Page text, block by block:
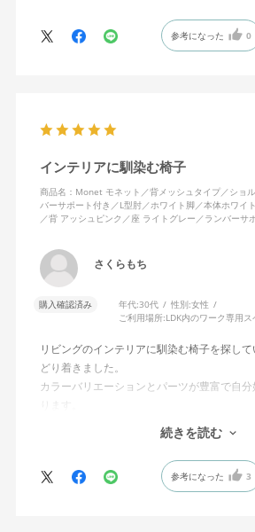
いますが、ややキャスターがよく動きすぎ
か。
参考になった 0
インテリアに馴染む椅子
商品名：Monet モネット／背メッシュタイプ／ショ
バーサポート付き／L型肘／ホワイト脚／本体ホワイ
／背 アッシュピンク／座 ライトグレー／ランバーサ
さくらもち
購入確認済み 年代:30代 性別:女性
ご利用場所:LDK内のワーク専用ス
リビングのインテリアに馴染む椅子を探し
どり着きました。
カラーバリエーションとパーツが豊富で自
オフィスチェアにしては比較的コンパクトで
した、座り心地も良く大変気に入っています。
今回どうしても欲しい色の組み合わせがあ
購入しましたが、欲を言えば稼働肘バージ
続きを読む
参考になった 3